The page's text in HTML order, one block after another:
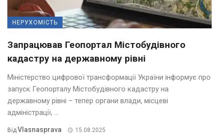
НЕРУХОМІСТЬ
Запрацював Геопортал Містобудівного
кадастру на державному рівні
Міністерство цифрової трансформації України інформує про
запуск Геопорталу Містобудівного кадастру на
державному рівні – тепер органи влади, місцеві
адміністрації, ...
Від Vlasnasprava 15.08.2025